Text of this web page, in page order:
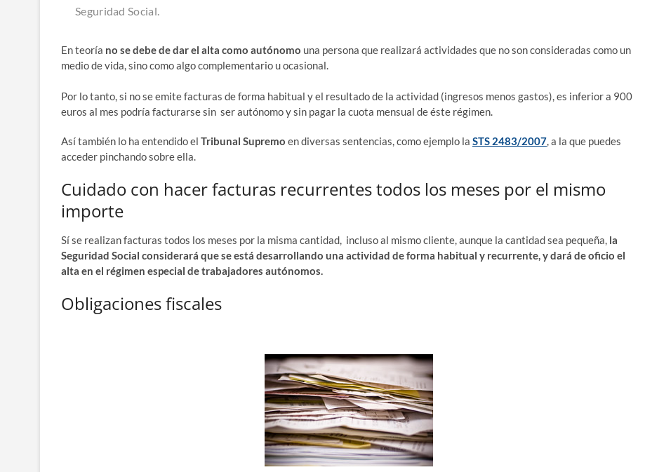
Segu­ri­dad Social.
En teo­ría no se debe de dar el alta como autó­no­mo una per­so­na que rea­li­za­rá acti­vi­da­des que no son con­si­de­ra­das como un
medio de vida, sino como algo com­ple­men­ta­rio u ocasional.
Por lo tan­to, si no se emi­te fac­tu­ras de for­ma habi­tual y el resul­ta­do de la acti­vi­dad (ingre­sos menos gas­tos), es infe­rior a 900
euros al mes podría fac­tu­rar­se sin ser autó­no­mo y sin pagar la cuo­ta men­sual de éste régimen.
Así tam­bién lo ha enten­di­do el Tri­bu­nal Supre­mo en diver­sas sen­ten­cias, como ejem­plo la STS 2483/​2007, a la que pue­des
acce­der pin­chan­do sobre ella.
Cuidado con hacer facturas recurrentes todos los meses por el mismo
importe
Sí se rea­li­zan fac­tu­ras todos los meses por la mis­ma can­ti­dad, inclu­so al mis­mo clien­te, aun­que la can­ti­dad sea peque­ña, la
Segu­ri­dad Social con­si­de­ra­rá que se está desa­rro­llan­do una acti­vi­dad de for­ma habi­tual y recu­rren­te, y dará de ofi­cio el
alta en el régi­men espe­cial de tra­ba­ja­do­res autónomos.
Obligaciones fiscales